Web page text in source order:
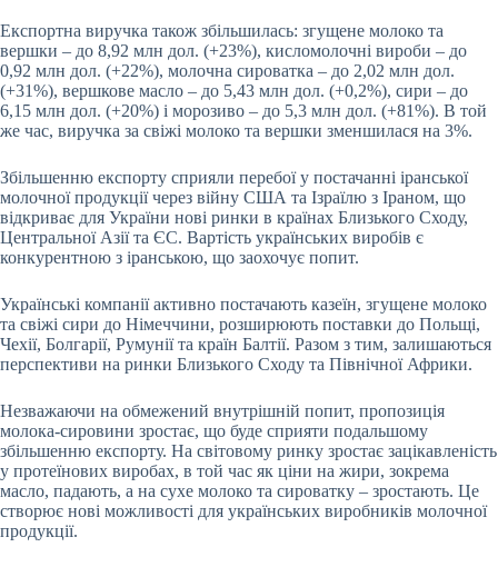
Експортна виручка також збільшилась: згущене молоко та
вершки – до 8,92 млн дол. (+23%), кисломолочні вироби – до
0,92 млн дол. (+22%), молочна сироватка – до 2,02 млн дол.
(+31%), вершкове масло – до 5,43 млн дол. (+0,2%), сири – до
6,15 млн дол. (+20%) і морозиво – до 5,3 млн дол. (+81%). В той
же час, виручка за свіжі молоко та вершки зменшилася на 3%.
Збільшенню експорту сприяли перебої у постачанні іранської
молочної продукції через війну США та Ізраїлю з Іраном, що
відкриває для України нові ринки в країнах Близького Сходу,
Центральної Азії та ЄС. Вартість українських виробів є
конкурентною з іранською, що заохочує попит.
Українські компанії активно постачають казеїн, згущене молоко
та свіжі сири до Німеччини, розширюють поставки до Польщі,
Чехії, Болгарії, Румунії та країн Балтії. Разом з тим, залишаються
перспективи на ринки Близького Сходу та Північної Африки.
Незважаючи на обмежений внутрішній попит, пропозиція
молока-сировини зростає, що буде сприяти подальшому
збільшенню експорту. На світовому ринку зростає зацікавленість
у протеїнових виробах, в той час як ціни на жири, зокрема
масло, падають, а на сухе молоко та сироватку – зростають. Це
створює нові можливості для українських виробників молочної
продукції.